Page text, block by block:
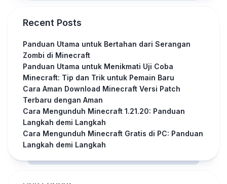
Recent Posts
Panduan Utama untuk Bertahan dari Serangan
Zombi di Minecraft
Panduan Utama untuk Menikmati Uji Coba
Minecraft: Tip dan Trik untuk Pemain Baru
Cara Aman Download Minecraft Versi Patch
Terbaru dengan Aman
Cara Mengunduh Minecraft 1.21.20: Panduan
Langkah demi Langkah
Cara Mengunduh Minecraft Gratis di PC: Panduan
Langkah demi Langkah